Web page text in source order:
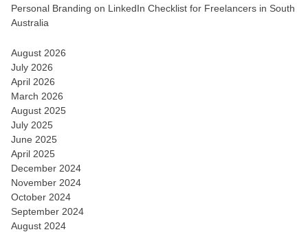
Personal Branding on LinkedIn Checklist for Freelancers in South
Australia
August 2026
July 2026
April 2026
March 2026
August 2025
July 2025
June 2025
April 2025
December 2024
November 2024
October 2024
September 2024
August 2024